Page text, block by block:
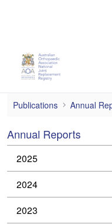
2003
Publications Annual
Annual Reports
2025
2024
2023